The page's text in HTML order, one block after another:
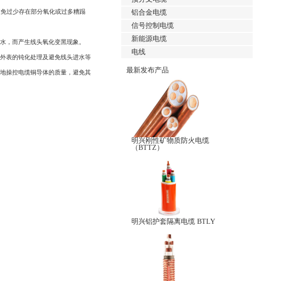
过少存在部分氧化或过多糟蹋
，而产生线头氧化变黑现象。
表的钝化处理及避免线头进水等
操控电缆铜导体的质量，避免其
铝合金电缆
信号控制电缆
新能源电缆
电线
最新发布产品
明兴刚性矿物质防火电缆
（BTTZ）
明兴铝护套隔离电缆 BTLY